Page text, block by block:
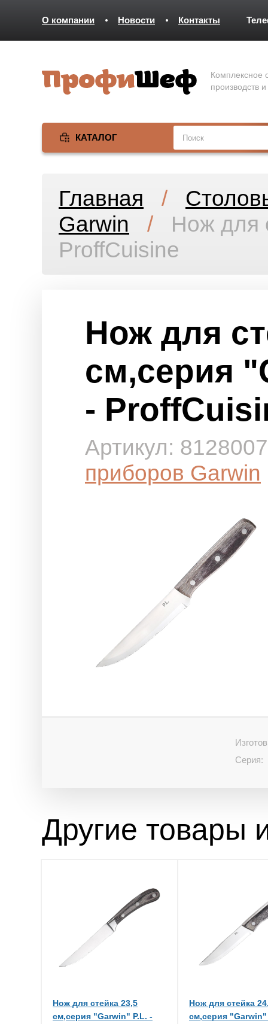
О компании Новости Контакты
Комплексное
производств
КАТАЛОГ
Главная /
Garwin / Нож для
ProffCuisine
Нож для
см,серия
-
Артикул:
приборов Garwin
Серия:
Другие товары
Нож для стейка 23,5
см,серия "Garwin" P.L. -
Нож для стейка
см,серия "Garwin"